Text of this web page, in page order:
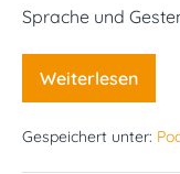
Sprache und
Weiterlesen
#65
Leichter
als
Gespeichert unter: